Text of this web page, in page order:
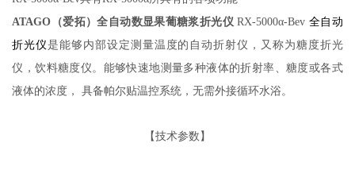
ATAGO（爱拓）全自动数显果葡糖浆折光仪 RX-5000α-Bev 全自动
折光仪是能够内部设定测量温度的自动折射仪，又称为糖度折光
仪，饮料糖度仪。能够快速地测量多种液体的折射率、糖度或各式
液体的浓度， 具备帕尔贴温控系统，无需外接循环水浴。
【技术参数】